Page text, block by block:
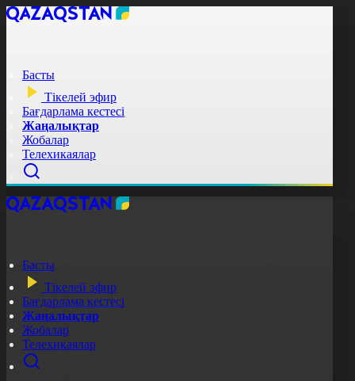
Басты
Тікелей эфир
Бағдарлама кестесі
Жаңалықтар
Жобалар
Телехикаялар
Басты
Тікелей эфир
Бағдарлама кестесі
Жаңалықтар
Жобалар
Телехикаялар